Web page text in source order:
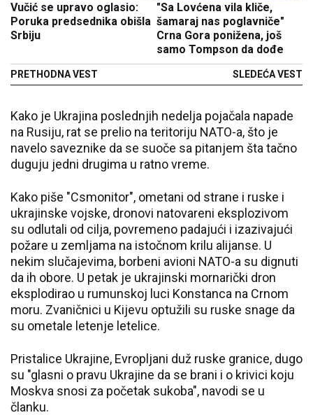
Vučić se upravo oglasio:
Poruka predsednika obišla
Srbiju
PRETHODNA VEST
"Sa Lovćena vila kliče,
šamaraj nas poglavniče"
Crna Gora ponižena, još
samo Tompson da dođe
SLEDEĆA VEST
Kako je Ukrajina poslednjih nedelja pojačala napade
na Rusiju, rat se prelio na teritoriju NATO-a, što je
navelo saveznike da se suoče sa pitanjem šta tačno
duguju jedni drugima u ratno vreme.
Kako piše "Csmonitor", ometani od strane i ruske i
ukrajinske vojske, dronovi natovareni eksplozivom
su odlutali od cilja, povremeno padajući i izazivajući
požare u zemljama na istočnom krilu alijanse. U
nekim slučajevima, borbeni avioni NATO-a su dignuti
da ih obore. U petak je ukrajinski mornarički dron
eksplodirao u rumunskoj luci Konstanca na Crnom
moru. Zvaničnici u Kijevu optužili su ruske snage da
su ometale letenje letelice.
Pristalice Ukrajine, Evropljani duž ruske granice, dugo
su "glasni o pravu Ukrajine da se brani i o krivici koju
Moskva snosi za početak sukoba", navodi se u
članku.